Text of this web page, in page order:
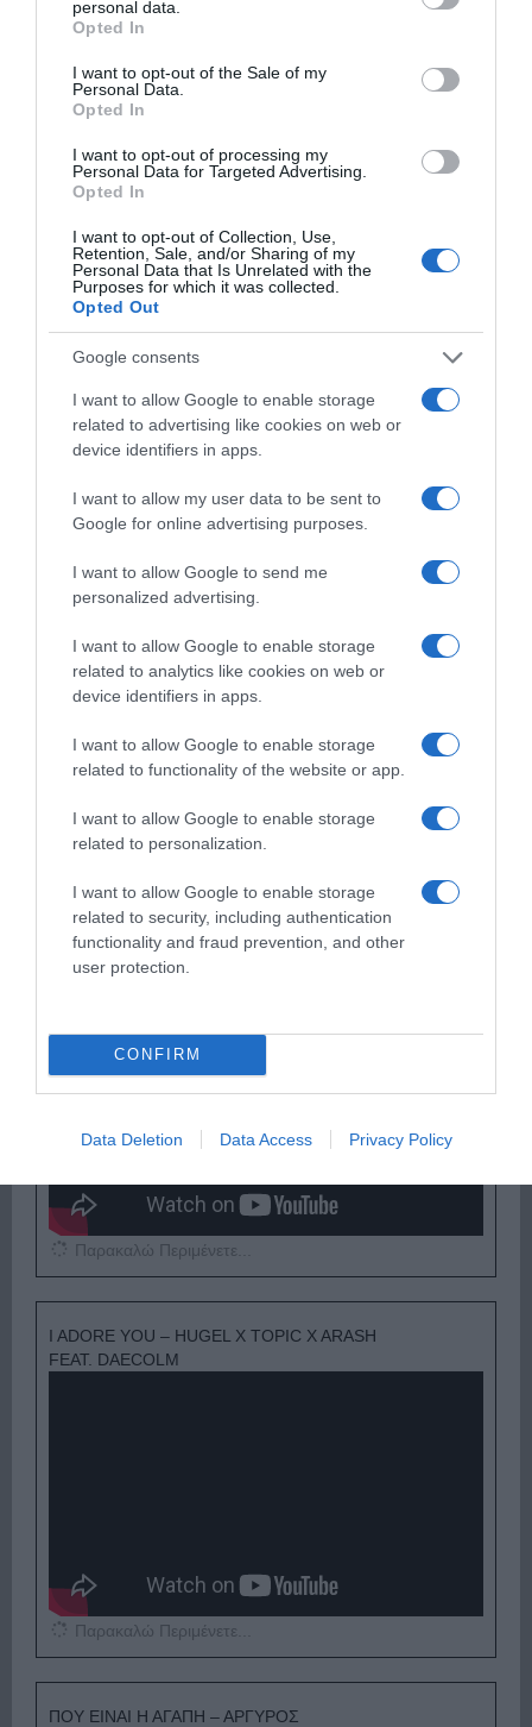
grant or deny consent to Google and its third-party tags to
use your data for below specified purposes in below Google
consent section.
personal data.
Opted In
I want to opt-out of the Sale of my
Personal Data.
Opted In
I want to opt-out of processing my
Personal Data for Targeted Advertising.
Opted In
I want to opt-out of Collection, Use,
Retention, Sale, and/or Sharing of my
Personal Data that Is Unrelated with the
Purposes for which it was collected.
Opted Out
Google consents
I want to allow Google to enable storage
related to advertising like cookies on web or
device identifiers in apps.
I want to allow my user data to be sent to
Google for online advertising purposes.
I want to allow Google to send me
personalized advertising.
I want to allow Google to enable storage
related to analytics like cookies on web or
device identifiers in apps.
I want to allow Google to enable storage
related to functionality of the website or app.
I want to allow Google to enable storage
related to personalization.
I want to allow Google to enable storage
related to security, including authentication
functionality and fraud prevention, and other
user protection.
CONFIRM
Data Deletion Data Access Privacy Policy
Παρακαλώ Περιμένετε...
ΔΕΥΤΕΡΑ – ΡΕΜΟΣ ΑΝΤΩΝΗΣ
Παρακαλώ Περιμένετε...
ΕΞΑΙΡΕΣΗ – ΒΙΣΣΗ ΑΝΝΑ
ΟΠΟΥ ΚΙ ΑΝ ΠΑΣ – ΟΙΚΟΝΟΜΟΠΟΥΛΟΣ
ΝΙΚΟΣ
Παρακαλώ Περιμένετε...
I ADORE YOU – HUGEL X TOPIC X ARASH
FEAT. DAECOLM
Παρακαλώ Περιμένετε...
ΠΟΥ ΕΙΝΑΙ Η ΑΓΑΠΗ – ΑΡΓΥΡΟΣ